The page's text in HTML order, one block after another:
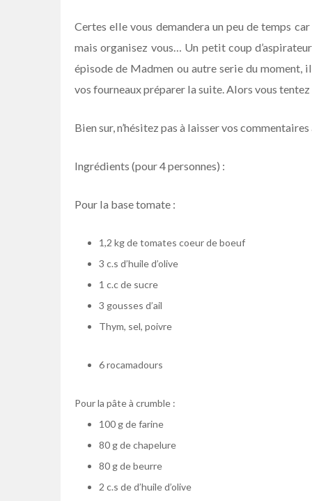
Certes elle vous demandera un peu de temps
mais organisez vous… Un petit coup
épisode de Madmen ou autre serie du moment,
vos fourneaux préparer la suite. Alors vous tentez
Bien sur, n’hésitez pas à laisser vos
Ingrédients (pour 4 personnes) :
Pour la base tomate :
1,2 kg de tomates coeur de boeuf
3 c.s d’huile d’olive
1 c.c de sucre
3 gousses d’ail
Thym, sel, poivre
6 rocamadours
Pour la pâte à crumble :
100 g de farine
80 g de chapelure
80 g de beurre
2 c.s de d’huile d’olive